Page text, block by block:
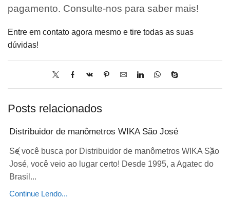
pagamento. Consulte-nos para saber mais!
Entre em contato agora mesmo e tire todas as suas
dúvidas!
Posts relacionados
Distribuidor de manômetros WIKA São José
Se você busca por Distribuidor de manômetros WIKA São
José, você veio ao lugar certo! Desde 1995, a Agatec do
Brasil...
Continue Lendo...